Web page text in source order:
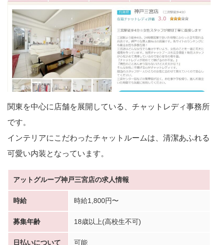
関東を中心に店舗を展開している、チャットレディ事務所
です。
インテリアにこだわったチャットルームは、清潔あふれる
可愛い内装となっています。
アットグループ神戸三宮店の求人情報
時給 時給1,800円〜
募集年齢 18歳以上(高校生不可)
日払いについて 可能